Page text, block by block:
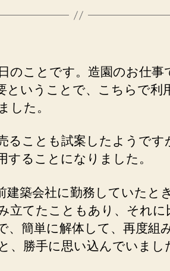
のことです。造園のお仕事
ということで、こちらで利
した。
ることも試案したようです
することになりました。
建築会社に勤務していたと
立てたこともあり、それに
、簡単に解体して、再度組
、勝手に思い込んでいまし